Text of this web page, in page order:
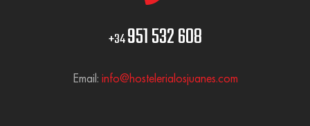
+34951 532 608
Email: info@hostelerialosjuanes.com